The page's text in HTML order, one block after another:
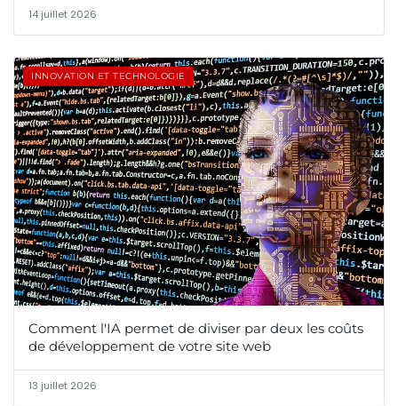
14 juillet 2026
INNOVATION ET TECHNOLOGIE
Comment l'IA permet de diviser par deux les coûts
de développement de votre site web
13 juillet 2026